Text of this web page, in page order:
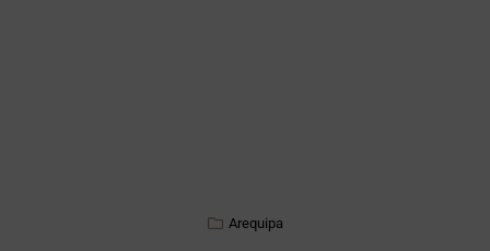
Arequipa